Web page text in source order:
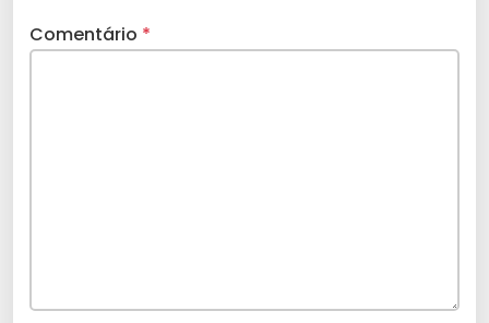
Comentário *